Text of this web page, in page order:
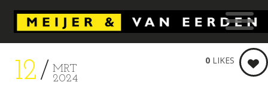
12
MRT
2024
0 LIKES